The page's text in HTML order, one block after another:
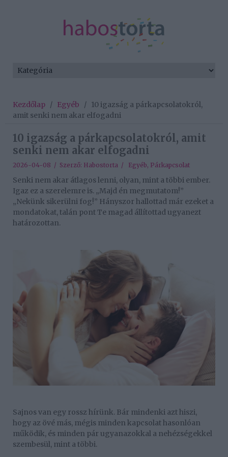
Kezdőlap / Egyéb / 10 igazság a párkapcsolatokról,
amit senki nem akar elfogadni
10 igazság a párkapcsolatokról, amit
senki nem akar elfogadni
2026-04-08 / Szerző: Habostorta / Egyéb, Párkapcsolat
Senki nem akar átlagos lenni, olyan, mint a többi ember.
Igaz ez a szerelemre is. „Majd én megmutatom!”
„Nekünk sikerülni fog!” Hányszor hallottad már ezeket a
mondatokat, talán pont Te magad állítottad ugyanezt
határozottan.
Sajnos van egy rossz hírünk. Bár mindenki azt hiszi,
hogy az övé más, mégis minden kapcsolat hasonlóan
működik, és minden pár ugyanazokkal a nehézségekkel
szembesül, mint a többi.